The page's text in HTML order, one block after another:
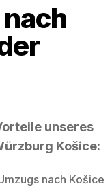
unseres
Košice:
nach Košice